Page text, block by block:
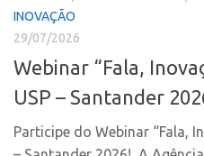
Programas
Bolsa Startup USP
PGI-USP
Conexão USP
Polos
Polo Lorena
Polo Ribeirão Preto
Polo São Carlos
Programas
INOVAÇÃO
29/07/2026
Webinar “Fala,
USP – Santander
Participe do Webinar “Fala,